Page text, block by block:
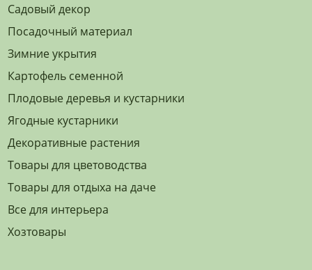
Садовый декор
Посадочный материал
Зимние укрытия
Картофель семенной
Плодовые деревья и кустарники
Ягодные кустарники
Декоративные растения
Товары для цветоводства
Товары для отдыха на даче
Все для интерьера
Хозтовары